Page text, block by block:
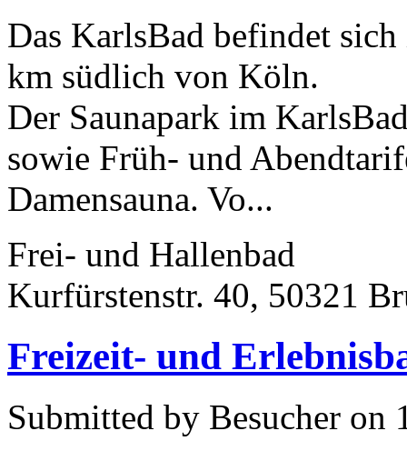
Das KarlsBad befindet
km südlich von Köln.
Der Saunapark im
sowie Früh- und
Damensauna. Vo...
Frei- und Hallenbad
Kurfürstenstr. 40, 50321
Freizeit- und
Submitted by Besucher on